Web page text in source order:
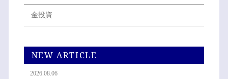
金投資
NEW ARTICLE
2026.08.06